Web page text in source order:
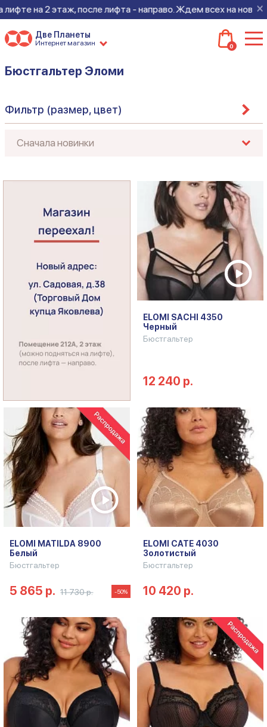
×
2 этаж, после лифта - направо. Ждем всех на новом месте!
Две Планеты
Интернет магазин 0
Бюстгальтер Эломи
Фильтр (размер, цвет)
ELOMI SACHI 4350
Черный
Бюстгальтер
12 240 р.
ELOMI MATILDA 8900
Белый
Бюстгальтер
5 865 р. 11 730 р. -50%
ELOMI CATE 4030
Золотистый
Бюстгальтер
10 420 р.